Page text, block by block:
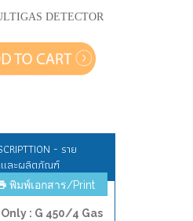
DETECTOR
- ราย
และผลิตภัณฑ์
พิมพ์เอกสาร/Print
: G 450/4 Gas